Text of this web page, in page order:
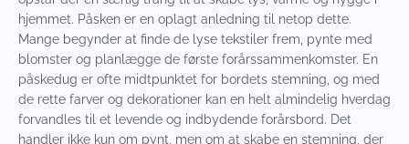
hjemmet. Påsken er en oplagt anledning til netop dette.
Mange begynder at finde de lyse tekstiler frem, pynte med
blomster og planlægge de første forårssammenkomster. En
påskedug er ofte midtpunktet for bordets stemning, og med
de rette farver og dekorationer kan en helt almindelig hverdag
forvandles til et levende og indbydende forårsbord. Det
handler ikke kun om pynt, men om at skabe en stemning, der